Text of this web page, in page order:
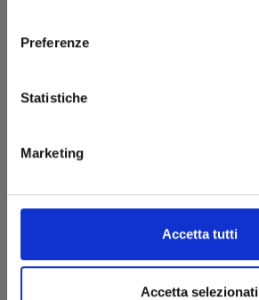
Preferenze
Statistiche
Marketing
Accetta tutti
Accetta selezionati